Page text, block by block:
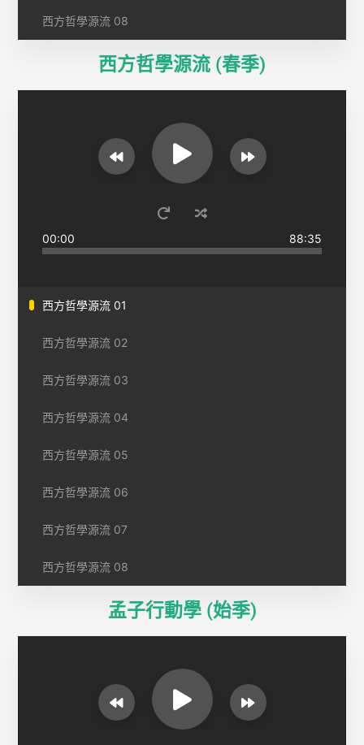
西方哲學源流 08
西方哲學源流 (春季)
00:00 88:35
西方哲學源流 01
西方哲學源流 02
西方哲學源流 03
西方哲學源流 04
西方哲學源流 05
西方哲學源流 06
西方哲學源流 07
西方哲學源流 08
孟子行動學 (始季)